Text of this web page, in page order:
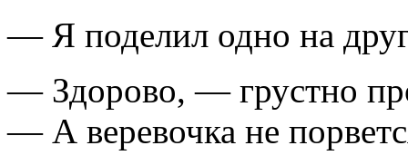
— Я поделил одно на
— Здорово, — грустно
— А веревочка не